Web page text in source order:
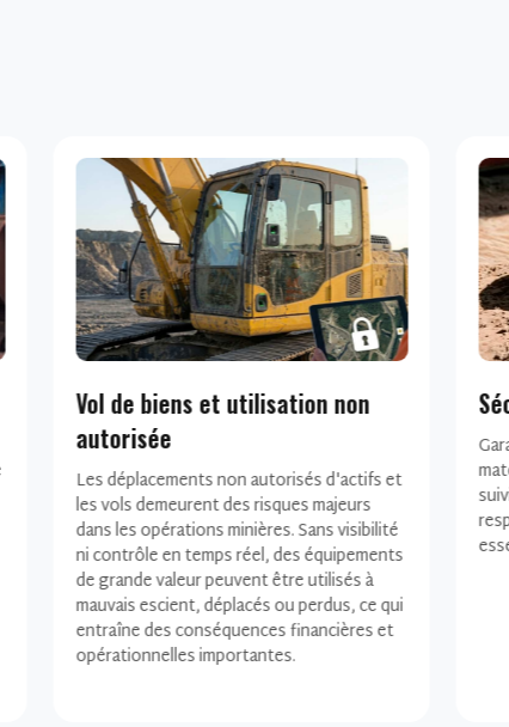
Sécurité opérationnelle
Garantir la sécurité du personnel et du
matériel représente un défi constant. Le
suivi des performances du matériel et le
respect des protocoles de sécurité sont
essentiels pour réduire les accidents.